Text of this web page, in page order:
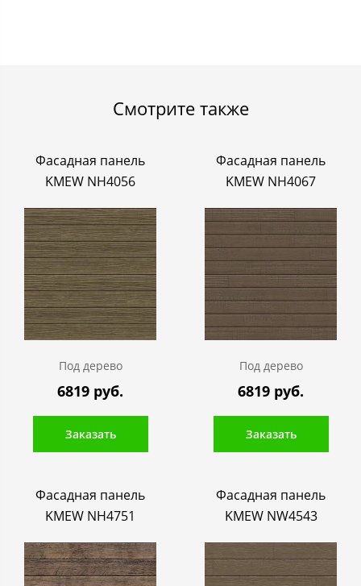
Смотрите также
Фасадная панель
KMEW NH4056
Под дерево
6819 руб.
Заказать
Фасадная панель
KMEW NH4067
Под дерево
6819 руб.
Заказать
Фасадная панель
KMEW NH4751
Фасадная панель
KMEW NW4543